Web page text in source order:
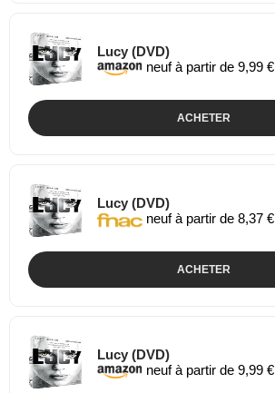
Lucy (DVD)
neuf à partir de 9,99 €
ACHETER
Lucy (DVD)
neuf à partir de 8,37 €
ACHETER
Lucy (DVD)
neuf à partir de 9,99 €